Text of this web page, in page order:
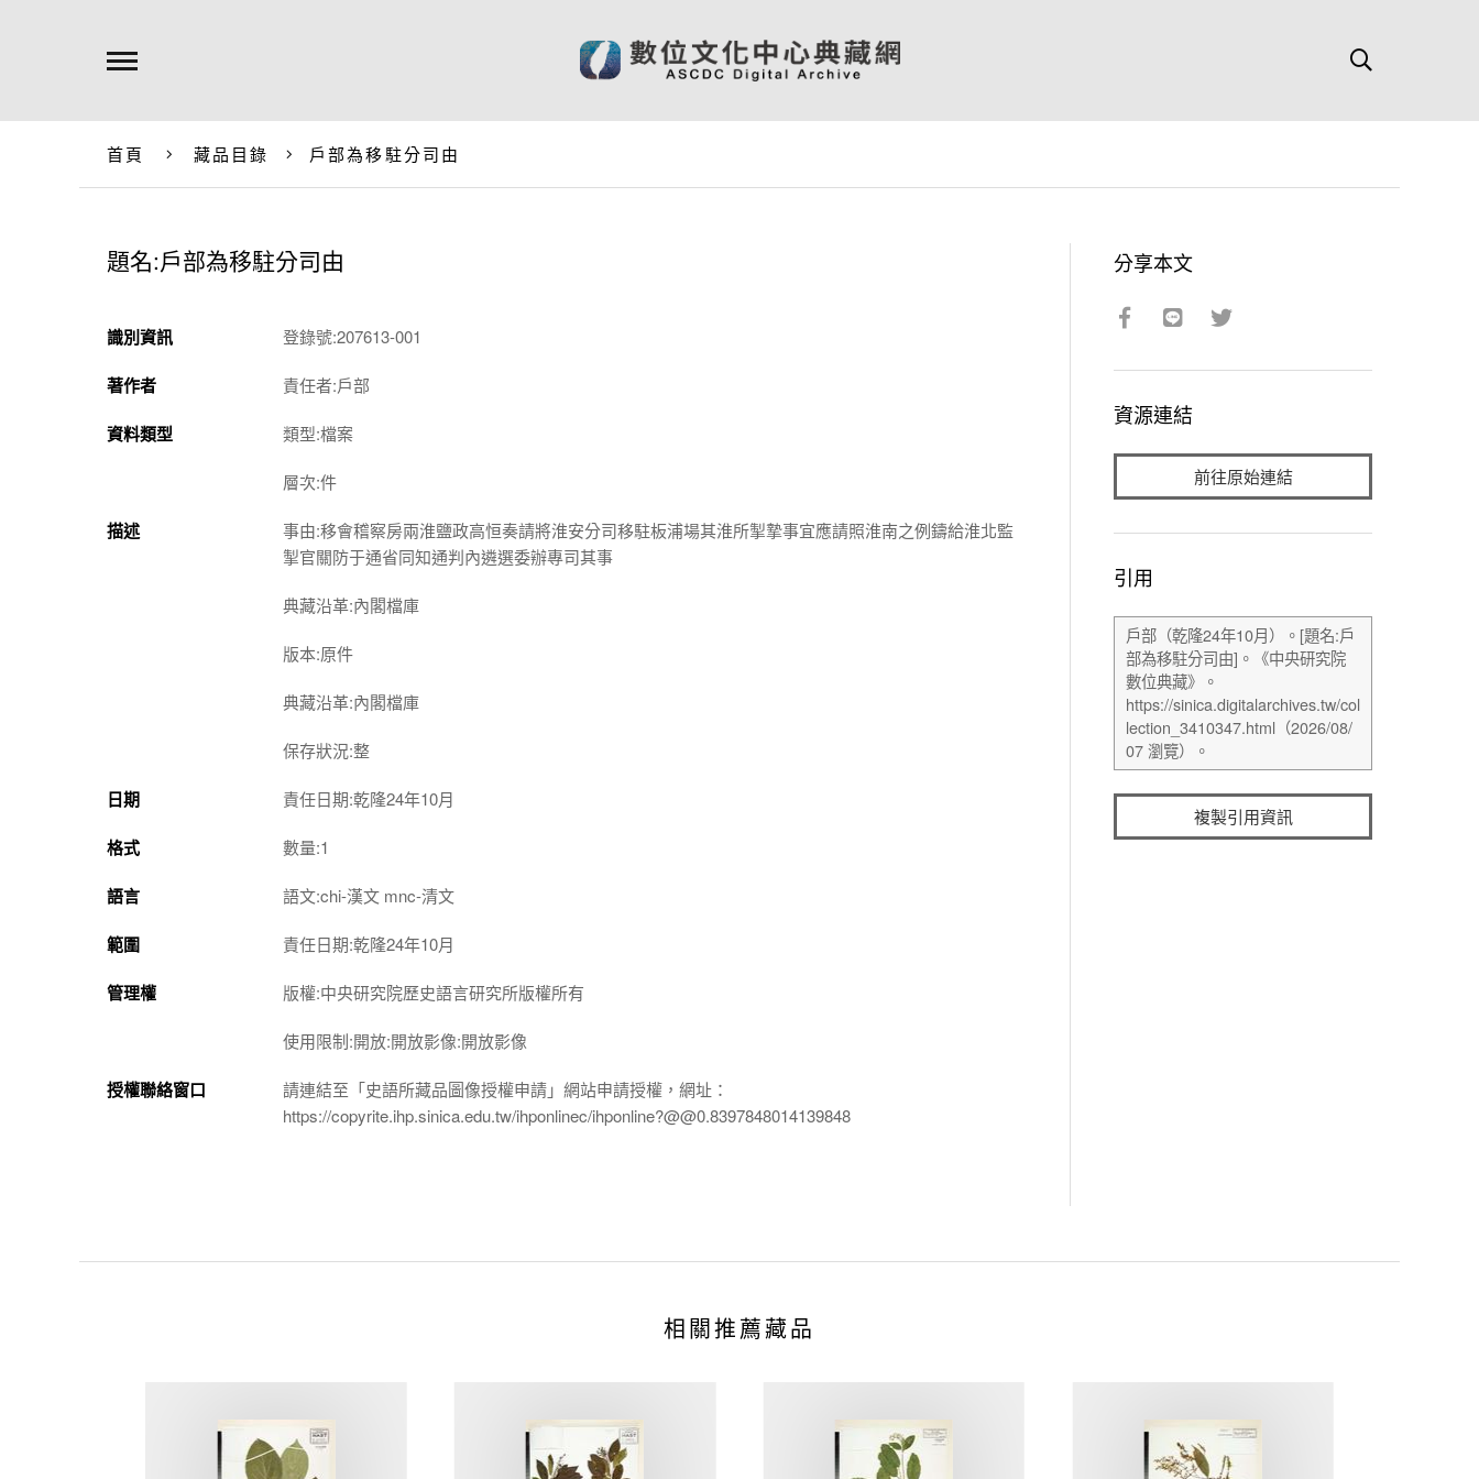
首頁 藏品目錄 戶部為移駐分司由
題名:戶部為移駐分司由
識別資訊 登錄號:207613-001
著作者 責任者:戶部
資料類型 類型:檔案
層次:件
描述
事由:移會稽察房兩淮鹽政高恒奏請將淮安分司移駐板浦場其淮所掣摯事宜應請照淮南之例鑄給淮北監
掣官關防于通省同知通判內遴選委辦專司其事
典藏沿革:內閣檔庫
版本:原件
典藏沿革:內閣檔庫
保存狀況:整
日期 責任日期:乾隆24年10月
格式 數量:1
語言 語文:chi-漢文 mnc-清文
範圍 責任日期:乾隆24年10月
管理權 版權:中央研究院歷史語言研究所版權所有
使用限制:開放:開放影像:開放影像
授權聯絡窗口
請連結至「史語所藏品圖像授權申請」網站申請授權，網址：
https://copyrite.ihp.sinica.edu.tw/ihponlinec/ihponline?@@0.8397848014139848
分享本文
資源連結
前往原始連結
引用
複製引用資訊
相關推薦藏品